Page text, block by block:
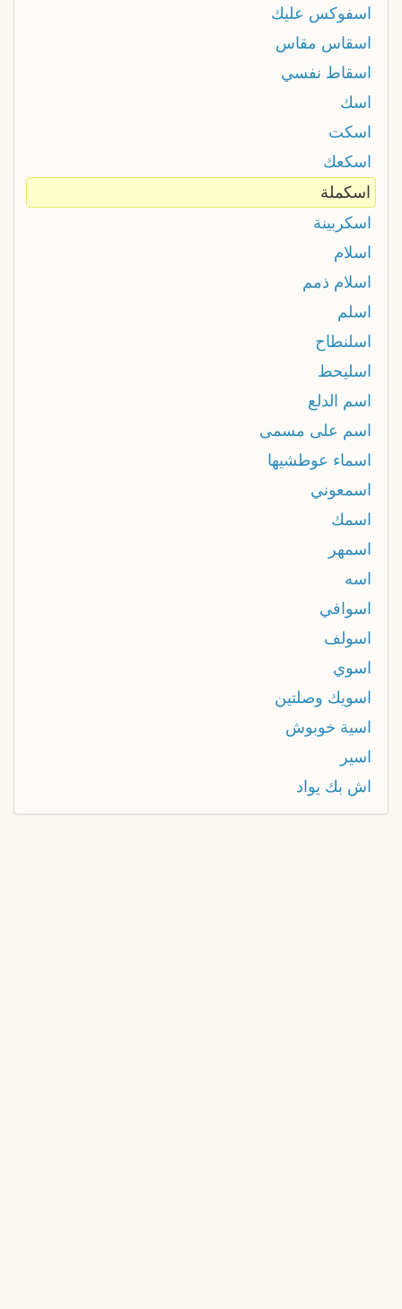
اسفوكس عليك
اسقاس مقاس
اسقاط نفسي
اسك
اسكت
اسكعك
اسكملة
اسکربینة
اسلام
اسلام ذمم
اسلم
اسلنطاح
اسليحط
اسم الدلع
اسم على مسمى
اسماء عوطشیها
اسمعوني
اسمك
اسمهر
اسه
اسوافي
اسولف
اسوي
اسويك وصلتين
اسية خوبوش
اسير
اش بك يواد